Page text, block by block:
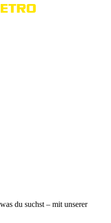
du suchst – mit unserer